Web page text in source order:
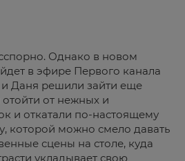
Однако в новом
в эфире Первого канала
и Даня решили зайти еще
от нежных и
и откатали по-настоящему
которой можно смело давать
сцены на столе, куда
укладывает свою